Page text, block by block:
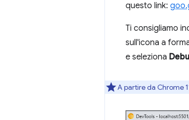
questo link:
Ti consigliamo
sull'icona a
e seleziona
A partire da Chrome